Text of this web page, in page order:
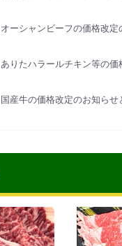
オーシャンビーフの価格改
ありたハラールチキン等の
国産牛の価格改定のお知らせ